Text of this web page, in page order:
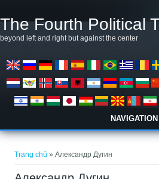
The Fourth Political
beyond left and right but against the center
NAVIGATION
Trang chủ » Александр Дугин